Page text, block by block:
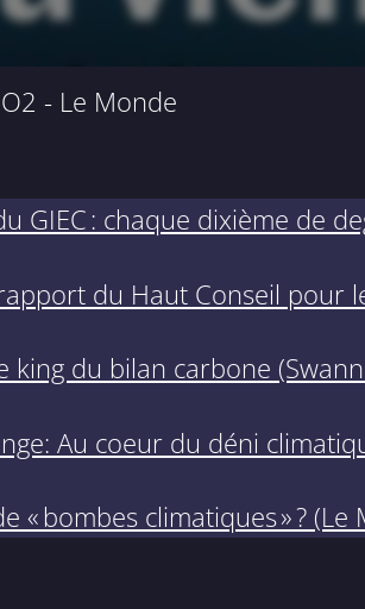
- Le Monde
GIEC : chaque dixième de
du Haut Conseil pour
king du bilan carbone
Au coeur du déni
« bombes climatiques » ? (Le